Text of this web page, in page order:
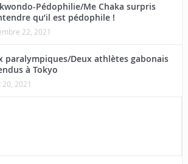
Pédophilie/Me Chaka surpris
qu’il est pédophile !
22, 2021
paralympiques/Deux athlètes gabonais
à Tokyo
20, 2021